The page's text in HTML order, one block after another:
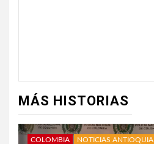
MÁS HISTORIAS
COLOMBIA NOTICIAS ANTIOQUIA